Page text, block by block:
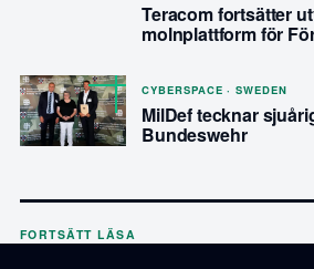
Teracom fortsätter
molnplattform för
CYBERSPACE · SWEDEN
MilDef tecknar
Bundeswehr
FORTSÄTT LÄSA